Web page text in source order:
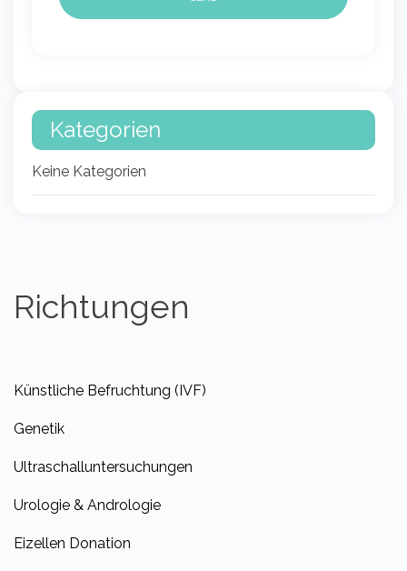
Kategorien
Keine Kategorien
Richtungen
Künstliche Befruchtung (IVF)
Genetik
Ultraschalluntersuchungen
Urologie & Andrologie
Eizellen Donation